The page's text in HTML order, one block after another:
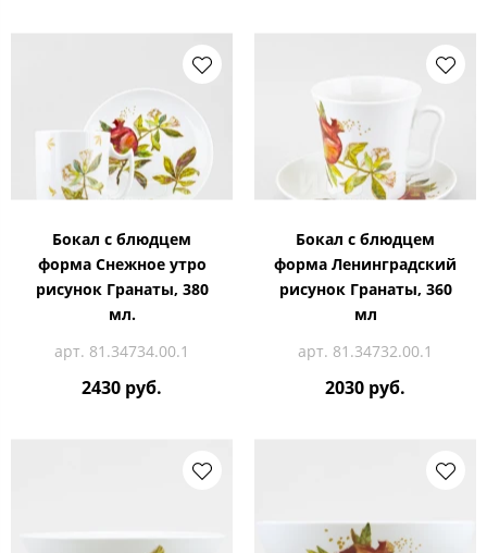
Бокал с блюдцем
форма Снежное утро
рисунок Гранаты, 380
мл.
арт. 81.34734.00.1
2430 руб.
Бокал с блюдцем
форма Ленинградский
рисунок Гранаты, 360
мл
арт. 81.34732.00.1
2030 руб.